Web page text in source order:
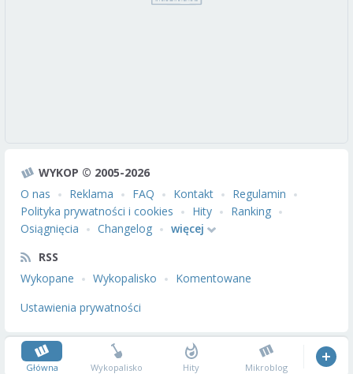
WYKOP © 2005-2026
O nas
Reklama FAQ Kontakt
Regulamin
Polityka prywatności i cookies
Hity
Ranking
Osiągnięcia
Changelog
więcej
RSS
Wykopane
Wykopalisko
Komentowane
Ustawienia prywatności
Główna Wykopalisko Hity Mikroblog